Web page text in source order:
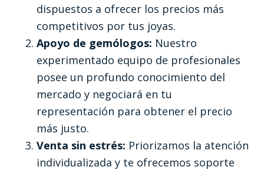
dispuestos a ofrecer los precios más
competitivos por tus joyas.
Apoyo de gemólogos: Nuestro
experimentado equipo de profesionales
posee un profundo conocimiento del
mercado y negociará en tu
representación para obtener el precio
más justo.
Venta sin estrés: Priorizamos la atención
individualizada y te ofrecemos soporte